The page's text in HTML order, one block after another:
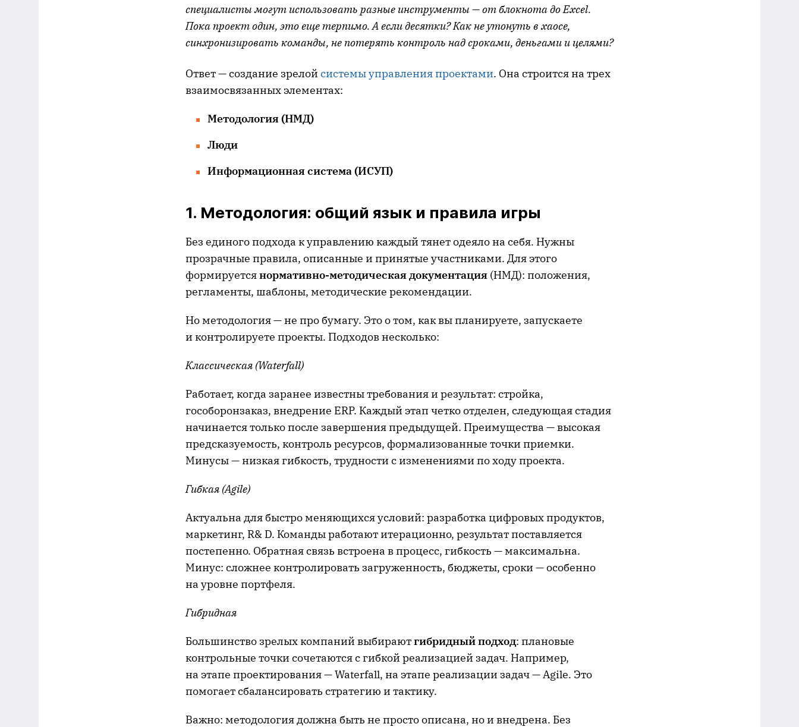
специалисты могут использовать разные инструменты — от блокнота до Excel.
Пока проект один, это еще терпимо. А если десятки? Как не утонуть в хаосе,
синхронизировать команды, не потерять контроль над сроками, деньгами и целями?
Ответ — создание зрелой системы управления проектами. Она строится на трех
взаимосвязанных элементах:
Методология (НМД)
Люди
Информационная система (ИСУП)
1. Методология: общий язык и правила игры
Без единого подхода к управлению каждый тянет одеяло на себя. Нужны
прозрачные правила, описанные и принятые участниками. Для этого
формируетсянормативно-методическая документация (НМД): положения,
регламенты, шаблоны, методические рекомендации.
Но методология — не про бумагу. Это о том, как вы планируете, запускаете
и контролируете проекты. Подходов несколько:
Классическая (Waterfall)
Работает, когда заранее известны требования и результат: стройка,
гособоронзаказ, внедрение ERP. Каждый этап четко отделен, следующая стадия
начинается только после завершения предыдущей. Преимущества — высокая
предсказуемость, контроль ресурсов, формализованные точки приемки.
Минусы — низкая гибкость, трудности с изменениями по ходу проекта.
Гибкая (Agile)
Актуальна для быстро меняющихся условий: разработка цифровых продуктов,
маркетинг, R& D. Команды работают итерационно, результат поставляется
постепенно. Обратная связь встроена в процесс, гибкость — максимальна.
Минус: сложнее контролировать загруженность, бюджеты, сроки — особенно
на уровне портфеля.
Гибридная
Большинство зрелых компаний выбираютгибридный подход: плановые
контрольные точки сочетаются с гибкой реализацией задач. Например,
на этапе проектирования — Waterfall, на этапе реализации задач — Agile. Это
помогает сбалансировать стратегию и тактику.
Важно: методология должна быть не просто описана, но и внедрена. Без